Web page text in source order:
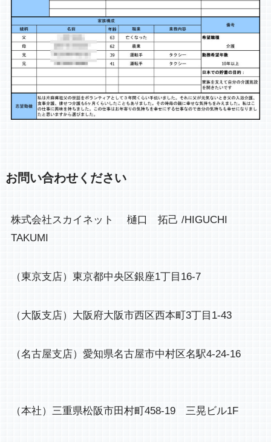
お問い合わせください
株式会社スカイネット 樋口 拓己 /HIGUCHI
TAKUMI
（東京支店）東京都中央区銀座1丁目16-7
（大阪支店）大阪府大阪市西区西本町3丁目1-43
（名古屋支店）愛知県名古屋市中村区名駅4-24-16
（本社）三重県松阪市田村町458-19 三晃ビル1F